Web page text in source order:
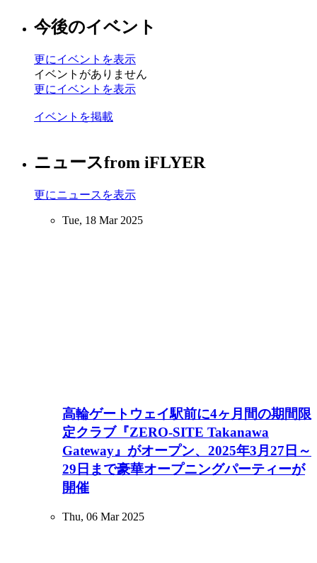
今後のイベント
更にイベントを表示
イベントがありません
更にイベントを表示
イベントを掲載
ニュースfrom iFLYER
更にニュースを表示
Tue, 18 Mar 2025
⾼輪ゲートウェイ駅前に4ヶ⽉間の期間限
定クラブ『ZERO-SITE Takanawa
Gateway』がオープン、2025年3⽉27⽇～
29日まで豪華オープニングパーティーが
開催
Thu, 06 Mar 2025